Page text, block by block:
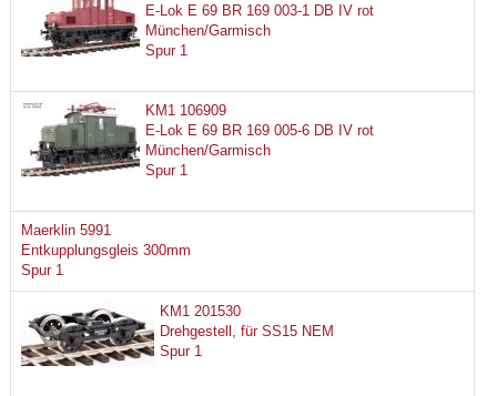
E-Lok E 69 BR 169 003-1 DB IV rot
München/Garmisch
Spur 1
KM1 106909
E-Lok E 69 BR 169 005-6 DB IV rot
München/Garmisch
Spur 1
Maerklin 5991
Entkupplungsgleis 300mm
Spur 1
KM1 201530
Drehgestell, für SS15 NEM
Spur 1